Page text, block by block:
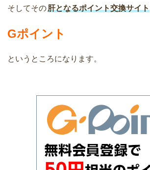
そしてその肝となるポイント交換サイト
Gポイント
というところになります。